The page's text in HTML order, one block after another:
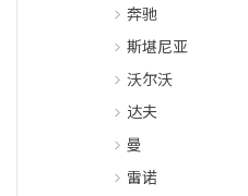
奔驰
斯堪尼亚
沃尔沃
达夫
曼
雷诺